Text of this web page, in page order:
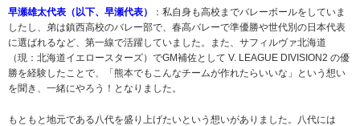
早瀬雄太代表（以下、早瀬代表）
：私自身も高校までバレーボールをしていま
したし、弟は鎮西高校のバレー部で、春高バレーで準優勝や世代別の日本代表
に選ばれるなど、第一線で活躍していました。また、サフィルヴァ北海道
（現：北海道イエロースターズ）でGM補佐として V. LEAGUE DIVISION2 の優
勝を経験したことで、「熊本でもこんなチームが作れたらいいな」という想い
を聞き、一緒にやろう！となりました。
もともと地元である八代を盛り上げたいという想いがありました。八代には